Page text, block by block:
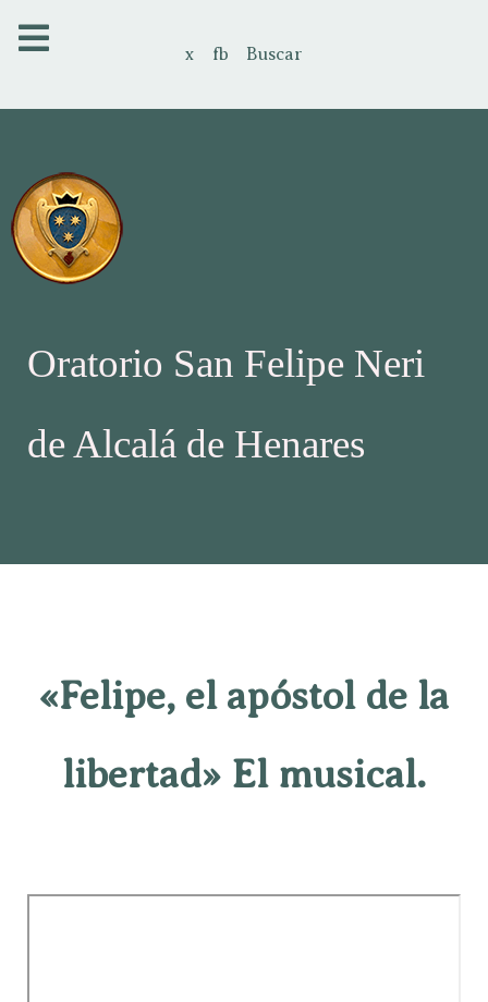
x fb Buscar
Oratorio San Felipe Neri
de Alcalá de Henares
«Felipe, el apóstol de la
libertad» El musical.